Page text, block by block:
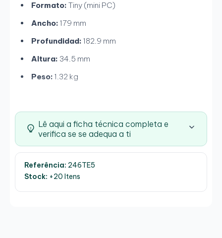
Formato: Tiny (mini PC)
Ancho: 179 mm
Profundidad: 182.9 mm
Altura: 34.5 mm
Peso: 1.32 kg
Lê aqui a ficha técnica completa e
verifica se se adequa a ti
Referência: 246TE5
Stock: +20 Itens